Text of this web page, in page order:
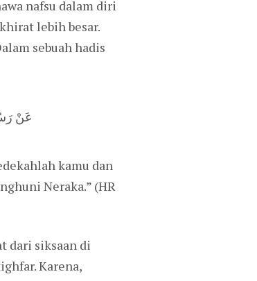
nafsu dalam diri
lebih besar.
sebuah hadis
عَنْ
kamu dan
Neraka.” (HR
dari siksaan di
Karena,